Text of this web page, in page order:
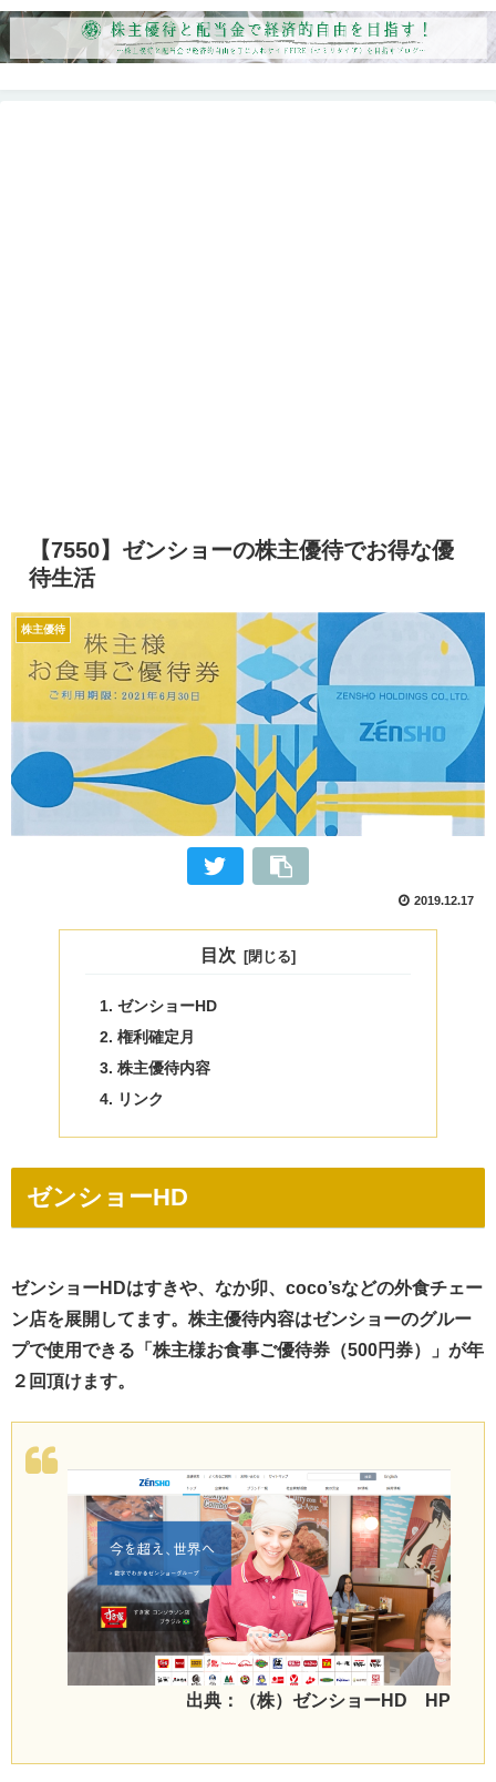
【7550】ゼンショーの株主優待でお得な優
待生活
株主優待
2019.12.17
目次
ゼンショーHD
権利確定月
株主優待内容
リンク
ゼンショーHD
ゼンショーHDはすきや、なか卯、coco’sなどの外食チェー
ン店を展開してます。株主優待内容はゼンショーのグルー
プで使用できる「株主様お食事ご優待券（500円券）」が年
２回頂けます。
出典：（株）ゼンショーHD HP